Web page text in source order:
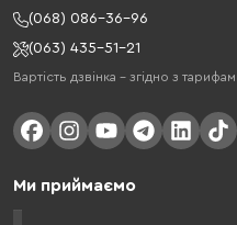
(068) 086-36-96
(063) 435-51-21
Вартість дзвінка – згідно з
Ми приймаємо